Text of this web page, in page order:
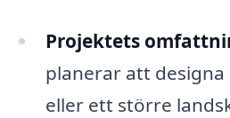
Projektets
planerar att
eller ett större